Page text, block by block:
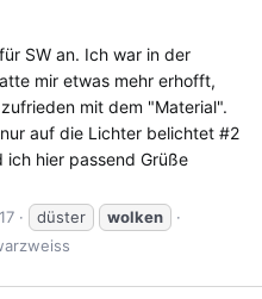
SW an. Ich war in der
mir etwas mehr erhofft,
mit dem "Material".
auf die Lichter belichtet #2
ich hier passend Grüße
düster
wolken